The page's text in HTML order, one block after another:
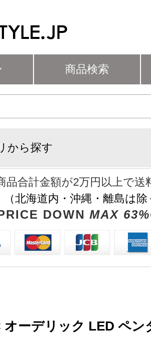
商品検索
から探す
品合計金額が2万円以上で送
（北海道内・沖縄・離島は
DOWN MAX
オーデリック LED ペン